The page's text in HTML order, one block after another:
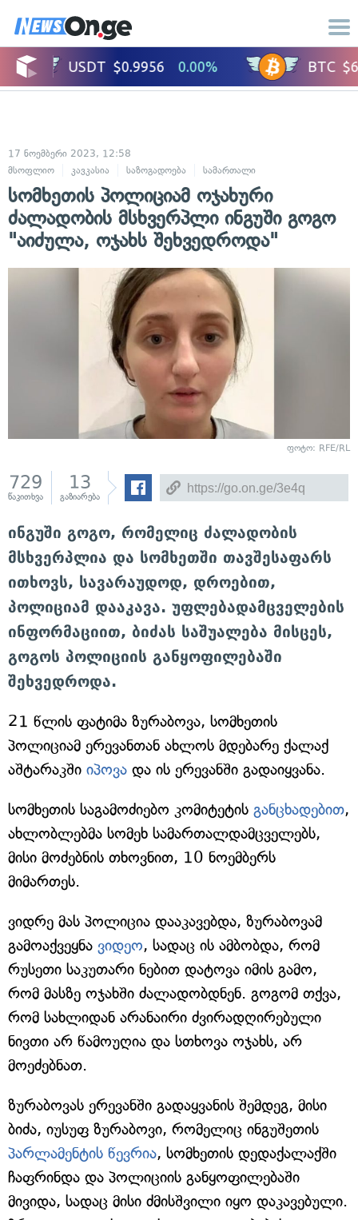
17 ნოემბერი 2023, 12:58
მსოფლიო
კავკასია საზოგადოება სამართალი
სომხეთის პოლიციამ ოჯახური
ძალადობის მსხვერპლი ინგუში გოგო
"აიძულა, ოჯახს შეხვედროდა"
ფოტო: RFE/RL
729
წაკითხვა
13
გაზიარება
ინგუში გოგო, რომელიც ძალადობის
მსხვერპლია და სომხეთში თავშესაფარს
ითხოვს, სავარაუდოდ, დროებით,
პოლიციამ დააკავა. უფლებადამცველების
ინფორმაციით, ბიძას საშუალება მისცეს,
გოგოს პოლიციის განყოფილებაში
შეხვედროდა.
21 წლის ფატიმა ზურაბოვა, სომხეთის
პოლიციამ ერევანთან ახლოს მდებარე ქალაქ
აშტარაკში იპოვა და ის ერევანში გადაიყვანა.
სომხეთის საგამოძიებო კომიტეტის განცხადებით,
ახლობლებმა სომეხ სამართალდამცველებს,
მისი მოძებნის თხოვნით, 10 ნოემბერს
მიმართეს.
ვიდრე მას პოლიცია დააკავებდა, ზურაბოვამ
გამოაქვეყნა ვიდეო, სადაც ის ამბობდა, რომ
რუსეთი საკუთარი ნებით დატოვა იმის გამო,
რომ მასზე ოჯახში ძალადობდნენ. გოგომ თქვა,
რომ სახლიდან არანაირი ძვირადღირებული
ნივთი არ წამოუღია და სთხოვა ოჯახს, არ
მოეძებნათ.
ზურაბოვას ერევანში გადაყვანის შემდეგ, მისი
ბიძა, იუსუფ ზურაბოვი, რომელიც ინგუშეთის
პარლამენტის წევრია, სომხეთის დედაქალაქში
ჩაფრინდა და პოლიციის განყოფილებაში
მივიდა, სადაც მისი ძმისშვილი იყო დაკავებული.